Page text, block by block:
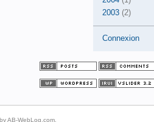
2003 (2)
Connexion
AB-WebLog.com